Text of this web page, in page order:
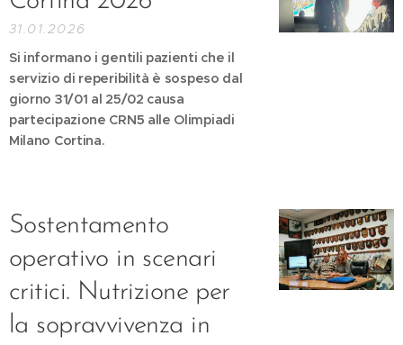
31.01.2026
Si informano i gentili pazienti che il
servizio di reperibilità è sospeso dal
giorno 31/01 al 25/02 causa
partecipazione CRN5 alle Olimpiadi
Milano Cortina.
Sostentamento
operativo in scenari
critici. Nutrizione per
la sopravvivenza in